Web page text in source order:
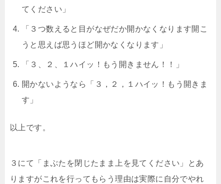
てください」
「３つ数えると目がなぜだか開かなくなります開こ
うと思えば思うほど開かなくなります」
「３、２、１ハイッ！もう開きません！！」
開かないようなら「３，２，１ハイッ！もう開きま
す」
以上です。
３にて「まぶたを閉じたまま上を見てください」とあ
りますがこれを行ってもらう理由は実際に自分でやれ